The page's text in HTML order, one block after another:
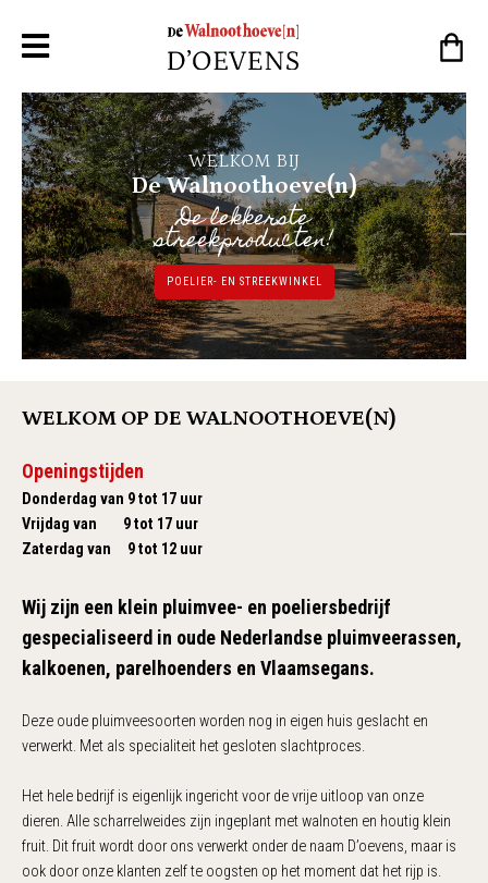
WELKOM BIJ
De Walnoothoeve(n)
De lekkerste
streekproducten!
POELIER- EN STREEKWINKEL
WELKOM OP DE WALNOOTHOEVE(N)
Openingstijden
Donderdag van 9 tot 17 uur
Vrijdag van 9 tot 17 uur
Zaterdag van 9 tot 12 uur
Wij zijn een klein pluimvee- en poeliersbedrijf
gespecialiseerd in oude Nederlandse pluimveerassen,
kalkoenen, parelhoenders en Vlaamsegans.
Deze oude pluimveesoorten worden nog in eigen huis geslacht en
verwerkt. Met als specialiteit het gesloten slachtproces.
Het hele bedrijf is eigenlijk ingericht voor de vrije uitloop van onze
dieren. Alle scharrelweides zijn ingeplant met walnoten en houtig klein
fruit. Dit fruit wordt door ons verwerkt onder de naam D’oevens, maar is
ook door onze klanten zelf te oogsten op het moment dat het rijp is.